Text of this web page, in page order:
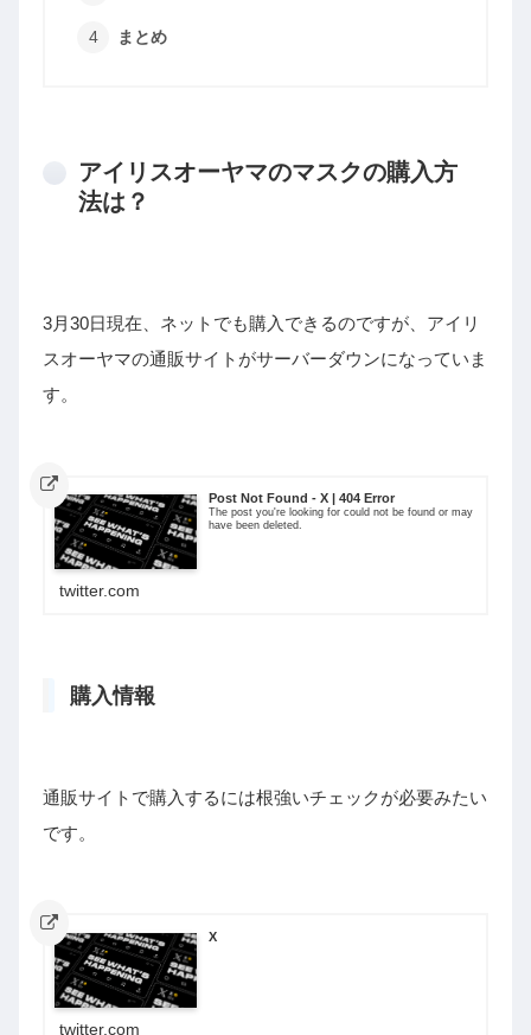
まとめ
アイリスオーヤマのマスクの購入方
法は？
3月30日現在、ネットでも購入できるのですが、アイリ
スオーヤマの通販サイトがサーバーダウンになっていま
す。
Post Not Found - X | 404 Error
The post you're looking for could not be found or may
have been deleted.
twitter.com
購入情報
通販サイトで購入するには根強いチェックが必要みたい
です。
X
twitter.com